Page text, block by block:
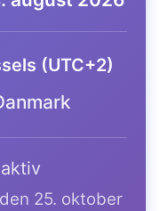
(UTC+2)
25. oktober